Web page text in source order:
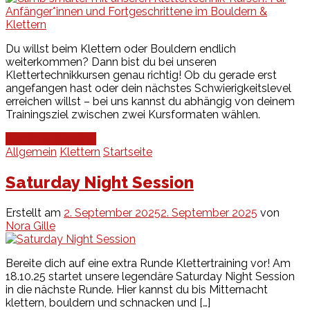
Du willst beim Klettern oder Bouldern endlich
weiterkommen? Dann bist du bei unseren
Klettertechnikkursen genau richtig! Ob du gerade erst
angefangen hast oder dein nächstes Schwierigkeitslevel
erreichen willst – bei uns kannst du abhängig von deinem
Trainingsziel zwischen zwei Kursformaten wählen.
Allgemein Klettern Startseite
Saturday Night Session
Erstellt am 2. September 20252. September 2025 von
Nora Gille
Bereite dich auf eine extra Runde Klettertraining vor! Am
18.10.25 startet unsere legendäre Saturday Night Session
in die nächste Runde. Hier kannst du bis Mitternacht
klettern, bouldern und schnacken und […]